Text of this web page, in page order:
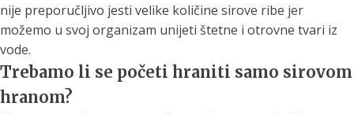
nije preporučljivo jesti velike količine sirove ribe jer
možemo u svoj organizam unijeti štetne i otrovne tvari iz
vode.
Trebamo li se početi hraniti samo sirovom
hranom?